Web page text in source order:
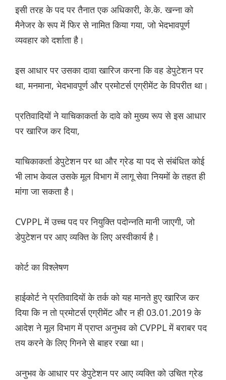
इसी तरह के पद पर तैनात एक अधिकारी, के.के. खन्ना को
मैनेजर के रूप में फिर से नामित किया गया, जो भेदभावपूर्ण
व्यवहार को दर्शाता है।
इस आधार पर उसका दावा खारिज करना कि वह डेपुटेशन पर
था, मनमाना, भेदभावपूर्ण और प्रमोटर्स एग्रीमेंट के विपरीत था।
प्रतिवादियों ने याचिकाकर्ता के दावे को मुख्य रूप से इस आधार
पर खारिज कर दिया,
याचिकाकर्ता डेपुटेशन पर था और ग्रेड या पद से संबंधित कोई
भी लाभ केवल उसके मूल विभाग में लागू सेवा नियमों के तहत ही
मांगा जा सकता है।
CVPPL में उच्च पद पर नियुक्ति पदोन्नति मानी जाएगी, जो
डेपुटेशन पर आए व्यक्ति के लिए अस्वीकार्य है।
कोर्ट का विश्लेषण
हाईकोर्ट ने प्रतिवादियों के तर्क को यह मानते हुए खारिज कर
दिया कि न तो प्रमोटर्स एग्रीमेंट और न ही 03.01.2019 के
आदेश ने मूल विभाग में प्राप्त अनुभव को CVPPL में बराबर पद
तय करने के लिए गिनने से बाहर रखा था।
अनुभव के आधार पर डेपुटेशन पर आए व्यक्ति को उचित ग्रेड